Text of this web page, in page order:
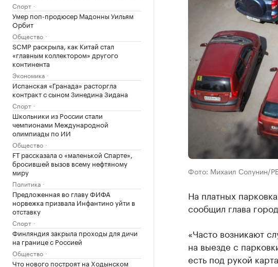
Спорт
Умер поп-продюсер Мадонны Уильям
Орбит
Общество
SCMP раскрыла, как Китай стал
«главным коллектором» другого
континента
Экономика
Испанская «Гранада» расторгла
контракт с сыном Зинедина Зидана
Спорт
Школьники из России стали
чемпионами Международной
олимпиады по ИИ
Общество
FT рассказала о «маленькой Спарте»,
бросившей вызов всему нефтяному
миру
Политика
Предложенная во главу ФИФА
норвежка призвала Инфантино уйти в
отставку
Спорт
Финляндия закрыла проходы для дичи
на границе с Россией
Общество
Что нового построят на Ходынском
Фото: Михаил Солунин/
На платных
сообщил глава
«Часто возникают
на выезде с
есть под рукой